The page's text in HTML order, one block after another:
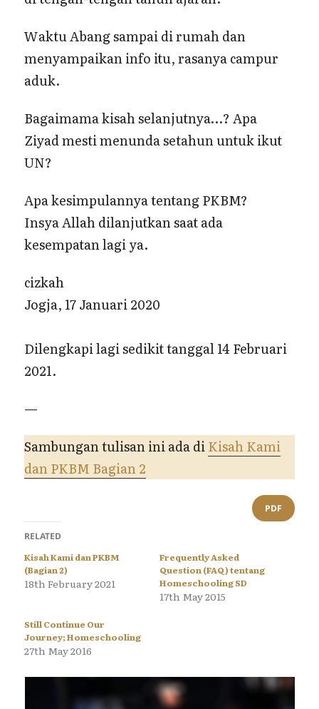
Waktu Abang sampai di rumah dan
menyampaikan info itu, rasanya campur
aduk.
Bagaimama kisah selanjutnya…? Apa
Ziyad mesti menunda setahun untuk ikut
UN?
Apa kesimpulannya tentang PKBM?
Insya Allah dilanjutkan saat ada
kesempatan lagi ya.
cizkah
Jogja, 17 Januari 2020
Dilengkapi lagi sedikit tanggal 14 Februari
2021.
—
Sambungan tulisan ini ada diKisah Kami
dan PKBM Bagian 2
PDF
RELATED
Kisah Kami dan PKBM
(Bagian 2)
18th February 2021
Frequently Asked
Question (FAQ) tentang
Homeschooling SD
17th May 2015
Still Continue Our
Journey; Homeschooling
27th May 2016